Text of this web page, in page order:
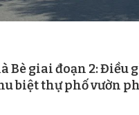
Bè giai đoạn 2: Điều
biệt thự phố vườn